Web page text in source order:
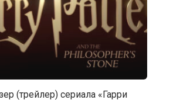
(трейлер) сериала «Гарри